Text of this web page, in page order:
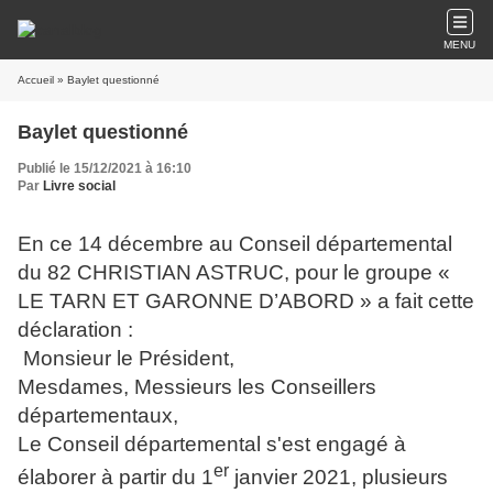
MENU
Accueil » Baylet questionné
Baylet questionné
Publié le 15/12/2021 à 16:10
Par Livre social
En ce 14 décembre au Conseil départemental
du 82 CHRISTIAN ASTRUC, pour le groupe «
LE TARN ET GARONNE D’ABORD » a fait cette
déclaration :
Monsieur le Président,
Mesdames, Messieurs les Conseillers
départementaux,
Le Conseil départemental s'est engagé à
élaborer à partir du 1er janvier 2021, plusieurs